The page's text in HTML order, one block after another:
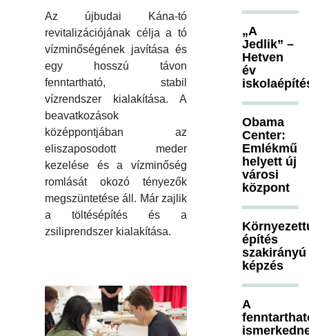
Az újbudai Kána-tó
revitalizációjának célja a tó
vízminőségének javítása és
egy hosszú távon
fenntartható, stabil
vízrendszer kialakítása. A
beavatkozások
középpontjában az
eliszaposodott meder
kezelése és a vízminőség
romlását okozó tényezők
megszüntetése áll. Már zajlik
a töltésépítés és a
zsiliprendszer kialakítása.
„A
Jedlik” –
Hetven
év
Obama
Center:
Emlékmű
helyett új
városi
központ
építés
szakirányú
képzés
A